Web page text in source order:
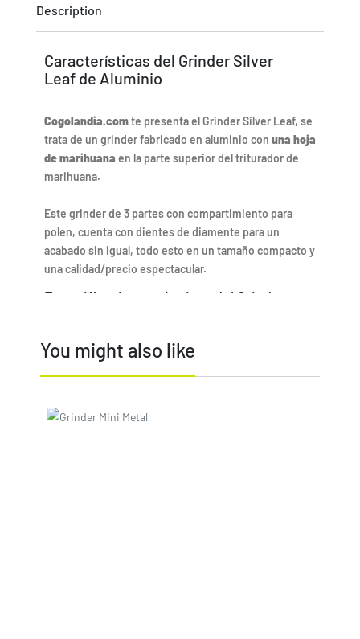
Description
Características del Grinder Silver
Leaf de Aluminio
Cogolandia.comte presenta el Grinder Silver Leaf, se
trata de un grinder fabricado en aluminio con una hoja
de marihuana en la parte superior del triturador de
marihuana.
Este grinder de 3 partes con compartimiento para
polen, cuenta con dientes de diamente para un
acabado sin igual, todo esto en un tamaño compacto y
una calidad/precio espectacular.
Especificaciones técnicas del Grinder
Dimensiones (cm): 4.0 x 4.0 x 2.5
You might also like
Price